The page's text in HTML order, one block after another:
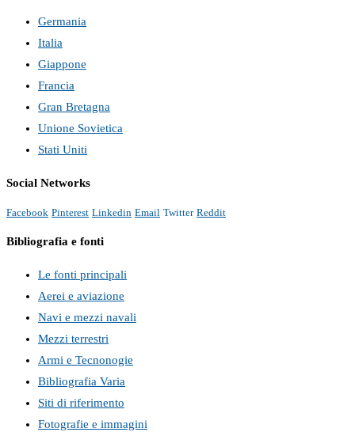
Germania
Italia
Giappone
Francia
Gran Bretagna
Unione Sovietica
Stati Uniti
Social Networks
Facebook Pinterest Linkedin Email Twitter Reddit
Bibliografia e fonti
Le fonti principali
Aerei e aviazione
Navi e mezzi navali
Mezzi terrestri
Armi e Tecnonogie
Bibliografia Varia
Siti di riferimento
Fotografie e immagini